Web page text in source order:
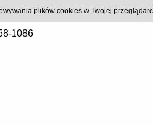
1086
plików cookies w Twojej